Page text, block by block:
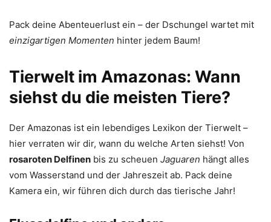
Pack deine Abenteuerlust ein – der Dschungel wartet mit
einzigartigen Momenten hinter jedem Baum!
Tierwelt im Amazonas: Wann
siehst du die meisten Tiere?
Der Amazonas ist ein lebendiges Lexikon der Tierwelt –
hier verraten wir dir, wann du welche Arten siehst! Von
rosaroten Delfinen bis zu scheuen Jaguaren hängt alles
vom Wasserstand und der Jahreszeit ab. Pack deine
Kamera ein, wir führen dich durch das tierische Jahr!